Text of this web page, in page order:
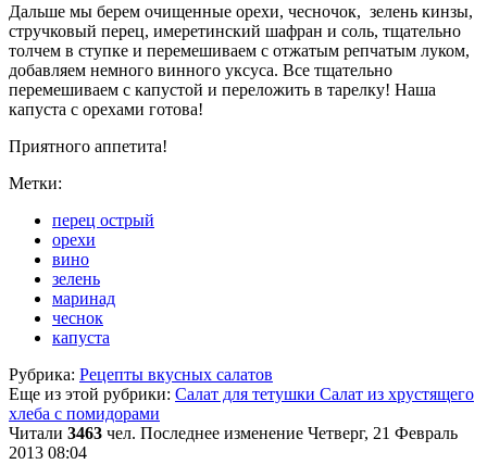
Дальше мы берем очищенные орехи, чесночок, зелень кинзы,
стручковый перец, имеретинский шафран и соль, тщательно
толчем в ступке и перемешиваем с отжатым репчатым луком,
добавляем немного винного уксуса. Все тщательно
перемешиваем с капустой и переложить в тарелку! Наша
капуста с орехами готова!
Приятного аппетита!
Метки:
перец острый
орехи
вино
зелень
маринад
чеснок
капуста
Рубрика: Рецепты вкусных салатов
Еще из этой рубрики: Салат для тетушки Салат из хрустящего
хлеба с помидорами
Читали 3463 чел. Последнее изменение Четверг, 21 Февраль
2013 08:04